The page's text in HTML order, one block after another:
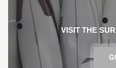
VISIT THE